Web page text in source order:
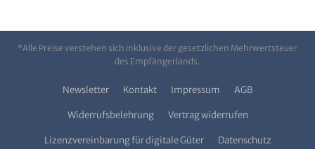
*Alle Preise verstehen sich inklusive der gesetzlichen Mehrwertsteuer
des Empfängerlands.
Newsletter Kontakt Impressum AGB
Widerrufsbelehrung Vertrag widerrufen
Lizenzvereinbarung für digitale Güter Datenschutz